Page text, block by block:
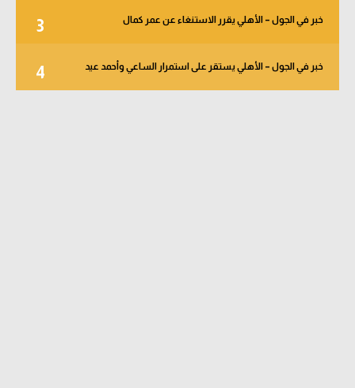
3 خبر في الجول – الأهلي يقرر الاستنغاء عن عمر كمال
4 خبر في الجول – الأهلي يستقر على استمرار الساعي وأحمد عيد